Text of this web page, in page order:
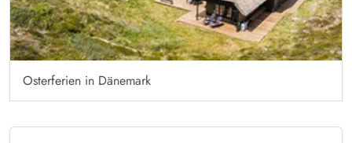
Osterferien in Dänemark